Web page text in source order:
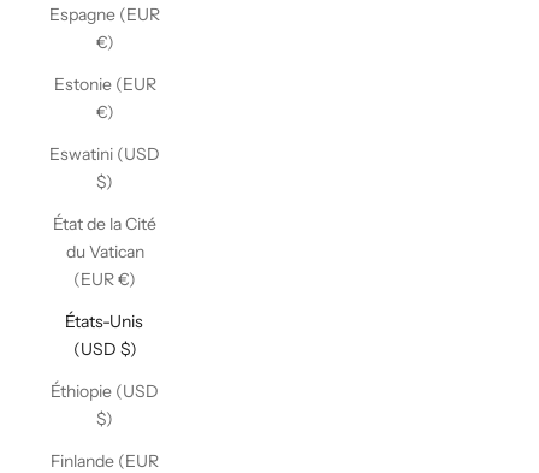
Espagne (EUR
€)
Estonie (EUR
€)
Eswatini (USD
$)
État de la Cité
du Vatican
(EUR €)
États-Unis
(USD $)
Éthiopie (USD
$)
Finlande (EUR